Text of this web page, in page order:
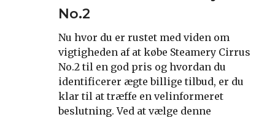
No.2
Nu hvor du er rustet med viden om
vigtigheden af at købe Steamery Cirrus
No.2 til en god pris og hvordan du
identificerer ægte billige tilbud, er du
klar til at træffe en velinformeret
beslutning. Ved at vælge denne